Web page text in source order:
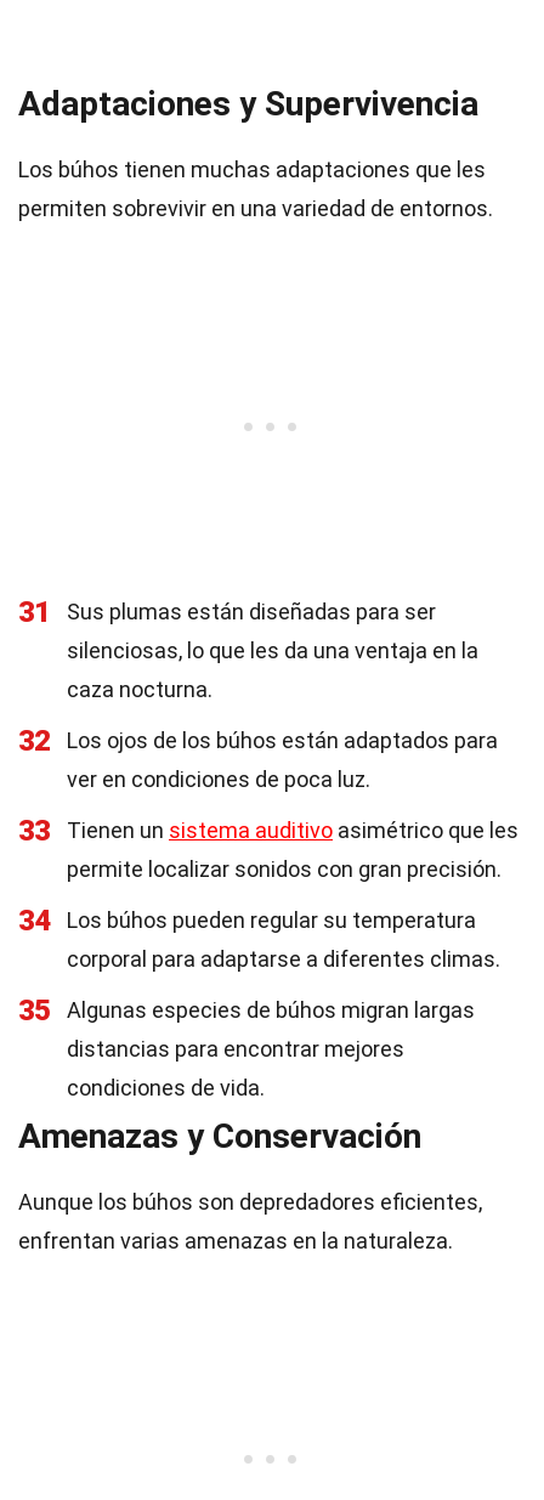
Adaptaciones y Supervivencia
Los búhos tienen muchas adaptaciones que les
permiten sobrevivir en una variedad de entornos.
31
Sus plumas están diseñadas para ser
silenciosas, lo que les da una ventaja en la
caza nocturna.
32
Los ojos de los búhos están adaptados para
ver en condiciones de poca luz.
33 Tienen un sistema auditivo asimétrico que les
permite localizar sonidos con gran precisión.
34
Los búhos pueden regular su temperatura
corporal para adaptarse a diferentes climas.
35
Algunas especies de búhos migran largas
distancias para encontrar mejores
condiciones de vida.
Amenazas y Conservación
Aunque los búhos son depredadores eficientes,
enfrentan varias amenazas en la naturaleza.